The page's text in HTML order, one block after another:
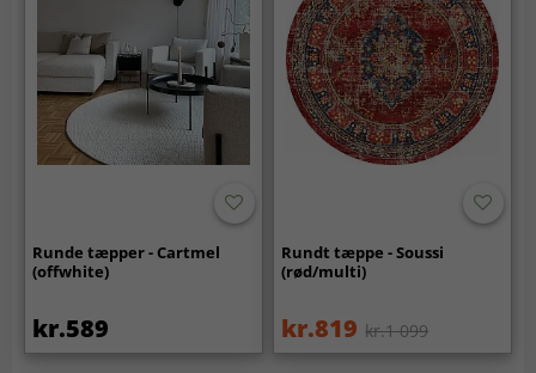
Runde tæpper - Cartmel
(offwhite)
kr.589
Rundt tæppe - Soussi
(rød/multi)
kr.819 kr.1 099